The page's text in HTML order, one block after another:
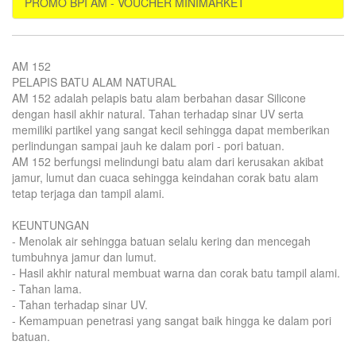
AM 152
PELAPIS BATU ALAM NATURAL
AM 152 adalah pelapis batu alam berbahan dasar Silicone
dengan hasil akhir natural. Tahan terhadap sinar UV serta
memiliki partikel yang sangat kecil sehingga dapat memberikan
perlindungan sampai jauh ke dalam pori - pori batuan.
AM 152 berfungsi melindungi batu alam dari kerusakan akibat
jamur, lumut dan cuaca sehingga keindahan corak batu alam
tetap terjaga dan tampil alami.
KEUNTUNGAN
- Menolak air sehingga batuan selalu kering dan mencegah
tumbuhnya jamur dan lumut.
- Hasil akhir natural membuat warna dan corak batu tampil alami.
- Tahan lama.
- Tahan terhadap sinar UV.
- Kemampuan penetrasi yang sangat baik hingga ke dalam pori
batuan.